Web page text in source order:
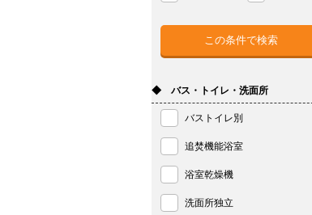
◆ バス・トイレ・洗面所
バストイレ別
追焚機能浴室
浴室乾燥機
洗面所独立